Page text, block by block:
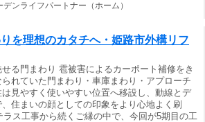
ンライフパートナー（ホーム）
を理想のカタチへ・姫路市外構リフ
る門まわり 雹被害によるカーポート補修をき
れていた門まわり・車庫まわり・アプローチ
見やすく使いやすい位置へ移設し、動線とデ
住まいの顔としての印象をより心地よく刷
ラス工事から続くご縁の中で、今回が5期目の工